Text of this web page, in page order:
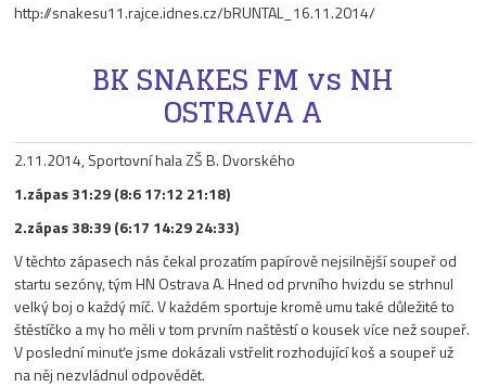
http://snakesu11.rajce.idnes.cz/bRUNTAL_16.11.2014/
BK SNAKES FM vs NH
OSTRAVA A
2.11.2014, Sportovní hala ZŠ B. Dvorského
1.zápas 31:29 (8:6 17:12 21:18)
2.zápas 38:39 (6:17 14:29 24:33)
V těchto zápasech nás čekal prozatím papírově nejsilnější soupeř od
startu sezóny, tým HN Ostrava A. Hned od prvního hvizdu se strhnul
velký boj o každý míč. V každém sportuje kromě umu také důležité to
štěstíčko a my ho měli v tom prvním naštěstí o kousek více než soupeř.
V poslední minuťe jsme dokázali vstřelit rozhodující koš a soupeř už
na něj nezvládnul odpovědět.